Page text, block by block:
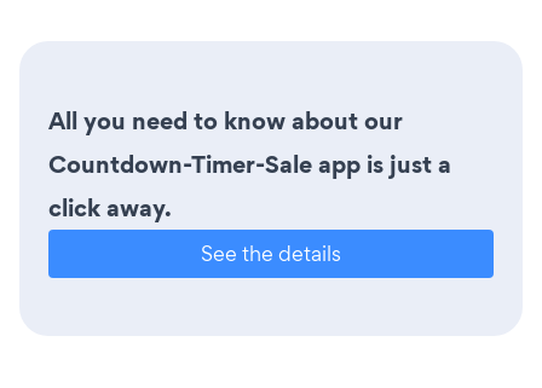
All you need to know about our
Countdown-Timer-Sale app is just a
click away.
See the details